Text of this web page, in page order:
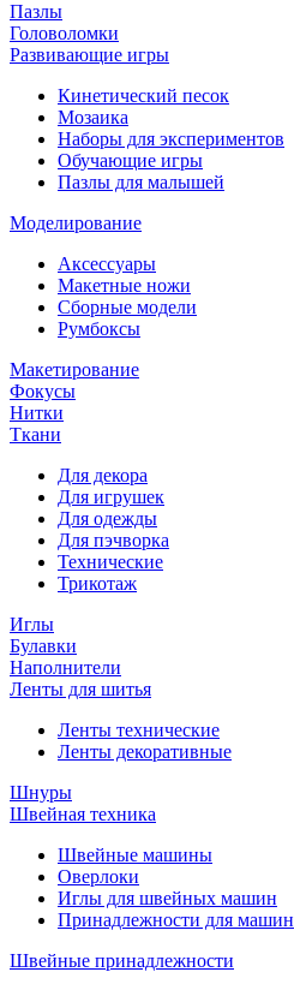
Пазлы
Головоломки
Развивающие игры
Кинетический песок
Мозаика
Наборы для экспериментов
Обучающие игры
Пазлы для малышей
Моделирование
Аксессуары
Макетные ножи
Сборные модели
Румбоксы
Макетирование
Фокусы
Нитки
Ткани
Для декора
Для игрушек
Для одежды
Для пэчворка
Технические
Трикотаж
Иглы
Булавки
Наполнители
Ленты для шитья
Ленты технические
Ленты декоративные
Шнуры
Швейная техника
Швейные машины
Оверлоки
Иглы для швейных машин
Принадлежности для машин
Швейные принадлежности